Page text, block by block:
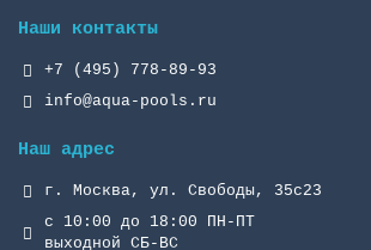
Наши контакты
+7 (495) 778-89-93
info@aqua-pools.ru
Наш адрес
г. Москва, ул. Свободы, 35с23
с 10:00 до 18:00 ПН-ПТ
выходной СБ-ВС